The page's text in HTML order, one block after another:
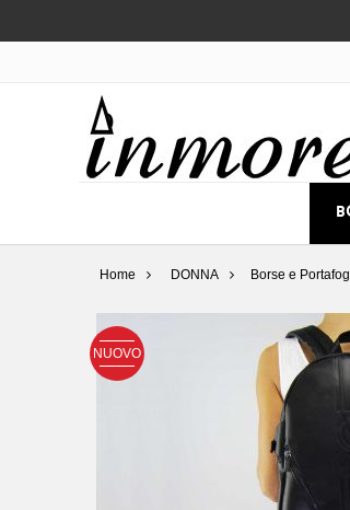
Home DONNA Borse e
NUOVO